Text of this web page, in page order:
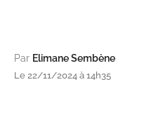
Par Elimane Sembène
Le 22/11/2024 à 14h35